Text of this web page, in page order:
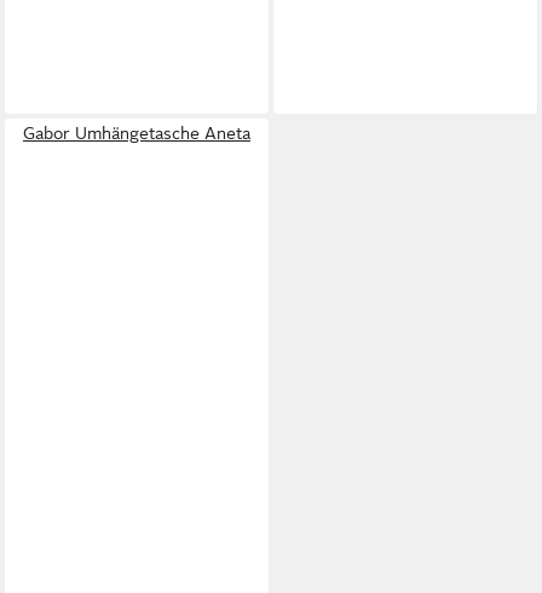
Gabor Umhängetasche Aneta